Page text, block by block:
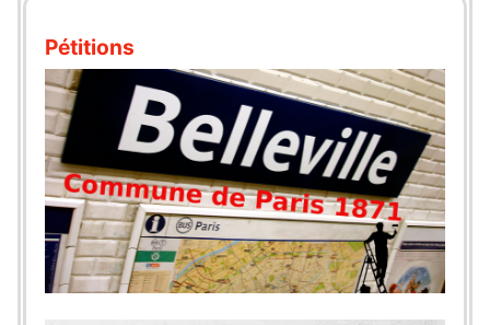
Pétitions